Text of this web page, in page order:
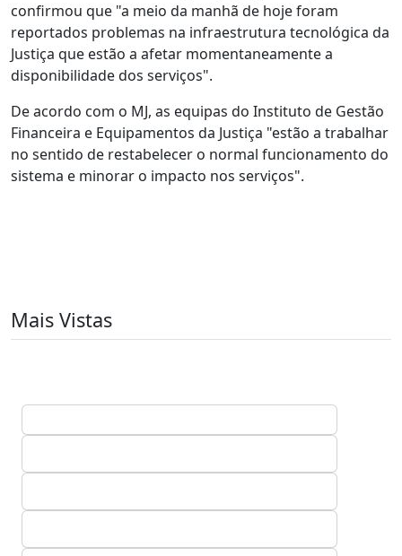
confirmou que "a meio da manhã de hoje foram
reportados problemas na infraestrutura tecnológica da
Justiça que estão a afetar momentaneamente a
disponibilidade dos serviços".
De acordo com o MJ, as equipas do Instituto de Gestão
Financeira e Equipamentos da Justiça "estão a trabalhar
no sentido de restabelecer o normal funcionamento do
sistema e minorar o impacto nos serviços".
Mais Vistas